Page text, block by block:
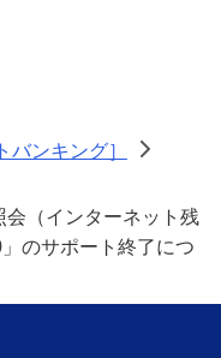
ンキング］
>
会（インターネット残
のサポート終了につ